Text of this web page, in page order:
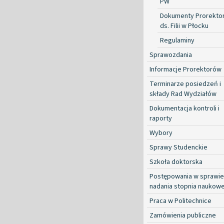
Dokumenty
ds. Filii w Płocku
Regulaminy
Sprawozdania
Informacje Prorektorów
Terminarze posiedzeń i
składy Rad Wydziałów
Dokumentacja kontroli i
raporty
Wybory
Sprawy Studenckie
Szkoła doktorska
Postępowania w sprawie
nadania stopnia
Praca w Politechnice
Zamówienia publiczne